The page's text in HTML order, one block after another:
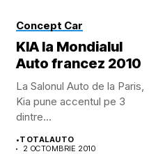
Concept Car
KIA la Mondialul
Auto francez 2010
La Salonul Auto de la Paris,
Kia pune accentul pe 3
dintre...
•TOTALAUTO
2 OCTOMBRIE 2010